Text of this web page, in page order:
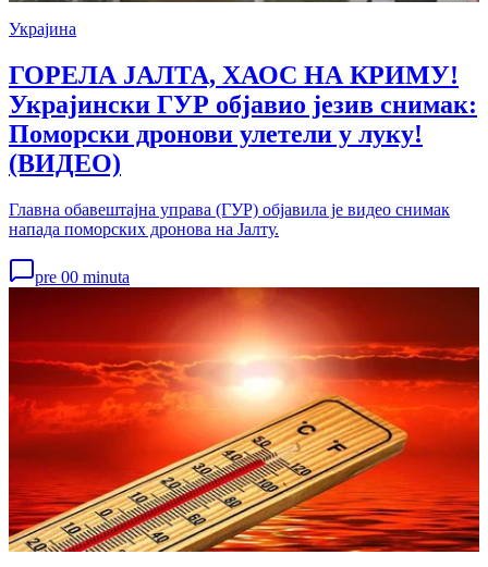
Украјина
ГОРЕЛА ЈАЛТА, ХАОС НА КРИМУ!
Украјински ГУР објавио језив снимак:
Поморски дронови улетели у луку!
(ВИДЕО)
Главна обавештајна управа (ГУР) објавила је видео снимак
напада поморских дронова на Јалту.
pre 00 minuta